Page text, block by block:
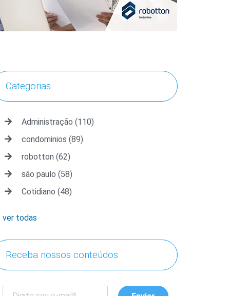
Categorias
Administração (110)
condominios (89)
robotton (62)
são paulo (58)
Cotidiano (48)
ver todas
Receba nossos conteúdos